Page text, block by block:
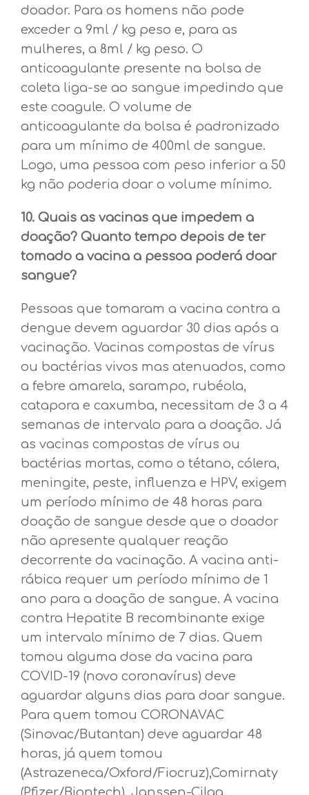
doador. Para os homens não pode
exceder a 9ml / kg peso e, para as
mulheres, a 8ml / kg peso. O
anticoagulante presente na bolsa de
coleta liga-se ao sangue impedindo que
este coagule. O volume de
anticoagulante da bolsa é padronizado
para um mínimo de 400ml de sangue.
Logo, uma pessoa com peso inferior a 50
kg não poderia doar o volume mínimo.
10. Quais as vacinas que impedem a
doação? Quanto tempo depois de ter
tomado a vacina a pessoa poderá doar
sangue?
Pessoas que tomaram a vacina contra a
dengue devem aguardar 30 dias após a
vacinação. Vacinas compostas de vírus
ou bactérias vivos mas atenuados, como
a febre amarela, sarampo, rubéola,
catapora e caxumba, necessitam de 3 a 4
semanas de intervalo para a doação. Já
as vacinas compostas de vírus ou
bactérias mortas, como o tétano, cólera,
meningite, peste, influenza e HPV, exigem
um período mínimo de 48 horas para
doação de sangue desde que o doador
não apresente qualquer reação
decorrente da vacinação. A vacina anti-
rábica requer um período mínimo de 1
ano para a doação de sangue. A vacina
contra Hepatite B recombinante exige
um intervalo mínimo de 7 dias. Quem
tomou alguma dose da vacina para
COVID-19 (novo coronavírus) deve
aguardar alguns dias para doar sangue.
Para quem tomou CORONAVAC
(Sinovac/Butantan) deve aguardar 48
horas, já quem tomou
(Astrazeneca/Oxford/Fiocruz),Comirnaty